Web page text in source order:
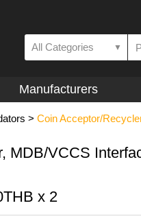
All Categories ▼
Manufacturers
> Coin Acceptor/
MDB/VCCS
x 2